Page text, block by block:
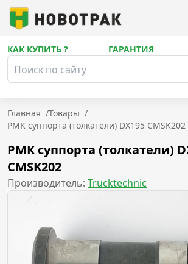
КАК КУПИТЬ ? ГАРАНТИЯ
Главная /Товары /
РМК суппорта (толкатели) DX195 CMSK202
РМК суппорта (толкатели)
CMSK202
Производитель: Trucktechnic